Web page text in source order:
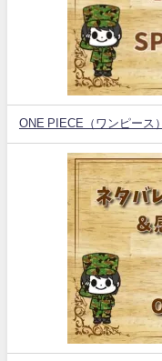
ONE PIECE（ワンピース）